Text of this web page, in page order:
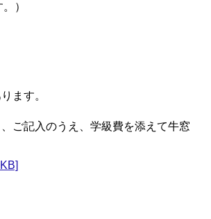
）
ます。
ご記入のうえ、学級費を添えて牛窓